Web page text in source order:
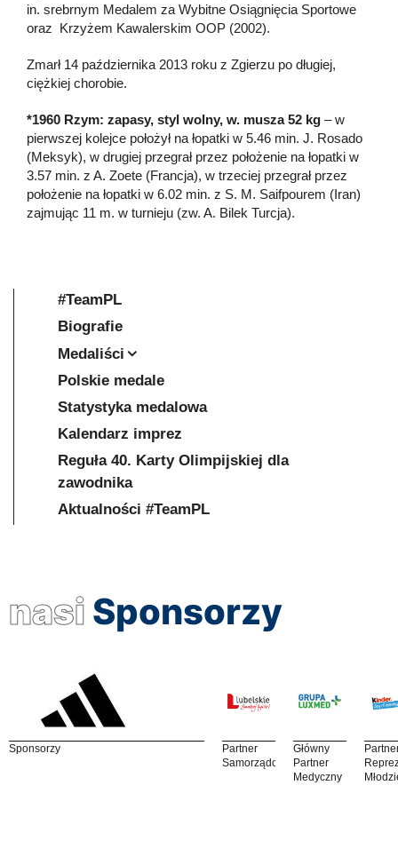
in. srebrnym Medalem za Wybitne Osiągnięcia Sportowe
oraz Krzyżem Kawalerskim OOP (2002).
Zmarł 14 października 2013 roku z Zgierzu po długiej,
ciężkiej chorobie.
*1960 Rzym: zapasy, styl wolny, w. musza 52 kg – w
pierwszej kolejce położył na łopatki w 5.46 min. J. Rosado
(Meksyk), w drugiej przegrał przez położenie na łopatki w
3.57 min. z A. Zoete (Francja), w trzeciej przegrał przez
położenie na łopatki w 6.02 min. z S. M. Saifpourem (Iran)
zajmując 11 m. w turnieju (zw. A. Bilek Turcja).
#TeamPL
Biografie
Medaliści
Polskie medale
Statystyka medalowa
Kalendarz imprez
Reguła 40. Karty Olimpijskiej dla
zawodnika
Aktualności #TeamPL
nasi Sponsorzy
Sponsorzy
Partner
Samorządowy
Główny
Partner
Medyczny